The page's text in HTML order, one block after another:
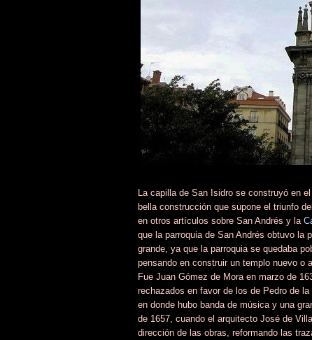
La capilla de San Isidro se construyó en
bella construcción que supone el triunfo
en otros artículos sobre San Andrés y la
que la parroquia de San Andrés obtuvo la
grande, ya que la parroquia se quedaba
pensando en construir un templo nuevo o
Fue Juan Gómez de Mora en marzo de
rechazados en favor de los de Pedro de
en donde hubo banda de música y una
de 1657, cuando el arquitecto José de
dirección de las obras, reformando las